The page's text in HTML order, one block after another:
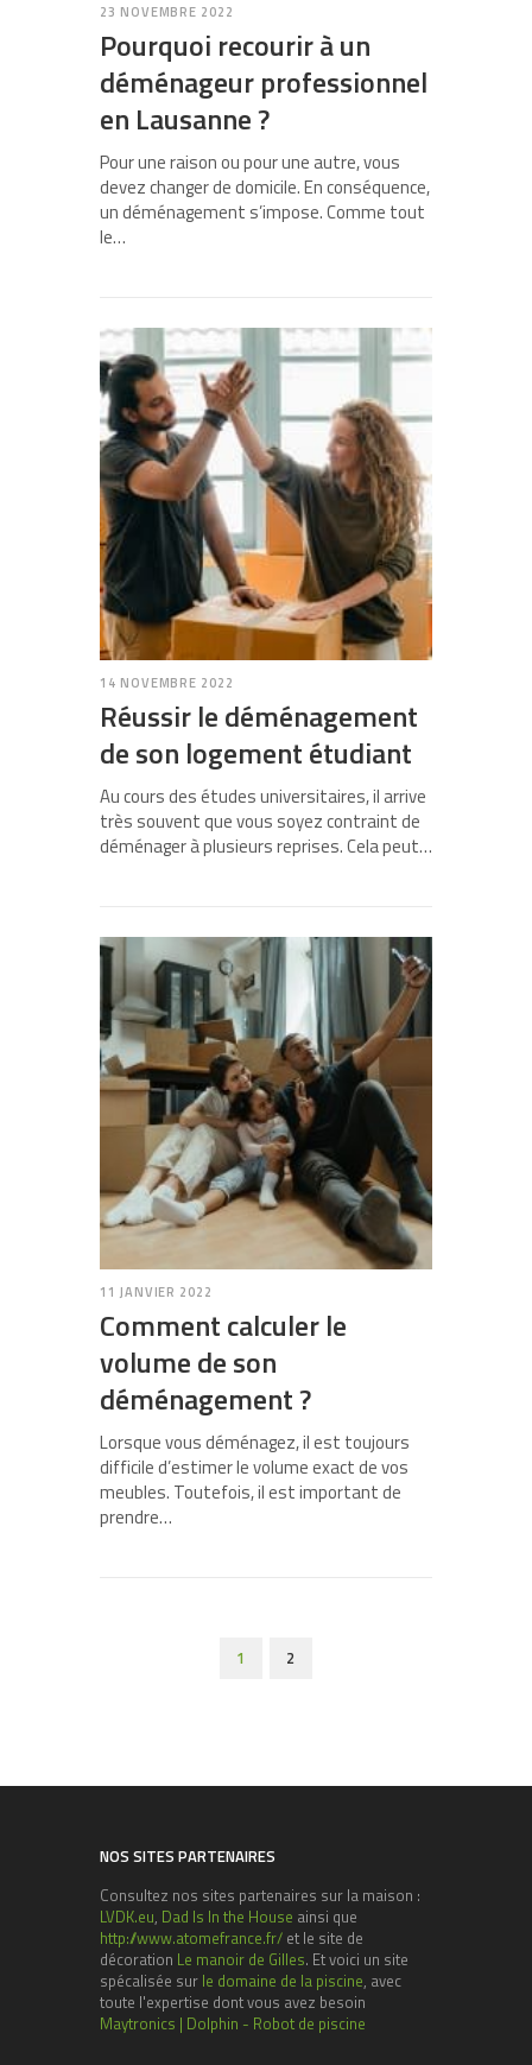
23 NOVEMBRE 2022
Pourquoi recourir à un
déménageur professionnel
en Lausanne ?
Pour une raison ou pour une autre, vous
devez changer de domicile. En conséquence,
un déménagement s’impose. Comme tout
le…
14 NOVEMBRE 2022
Réussir le déménagement
de son logement étudiant
Au cours des études universitaires, il arrive
très souvent que vous soyez contraint de
déménager à plusieurs reprises. Cela peut…
11 JANVIER 2022
Comment calculer le
volume de son
déménagement ?
Lorsque vous déménagez, il est toujours
difficile d’estimer le volume exact de vos
meubles. Toutefois, il est important de
prendre…
1 2
NOS SITES PARTENAIRES
Consultez nos sites partenaires sur la maison :
LVDK.eu, Dad Is In the House ainsi que
http://www.atomefrance.fr/ et le site de
décoration Le manoir de Gilles. Et voici un site
spécalisée sur le domaine de la piscine, avec
toute l'expertise dont vous avez besoin
Maytronics | Dolphin - Robot de piscine